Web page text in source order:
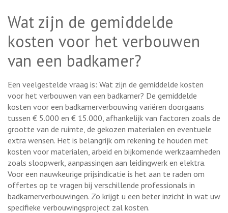
Wat zijn de gemiddelde
kosten voor het verbouwen
van een badkamer?
Een veelgestelde vraag is: Wat zijn de gemiddelde kosten
voor het verbouwen van een badkamer? De gemiddelde
kosten voor een badkamerverbouwing variëren doorgaans
tussen € 5.000 en € 15.000, afhankelijk van factoren zoals de
grootte van de ruimte, de gekozen materialen en eventuele
extra wensen. Het is belangrijk om rekening te houden met
kosten voor materialen, arbeid en bijkomende werkzaamheden
zoals sloopwerk, aanpassingen aan leidingwerk en elektra.
Voor een nauwkeurige prijsindicatie is het aan te raden om
offertes op te vragen bij verschillende professionals in
badkamerverbouwingen. Zo krijgt u een beter inzicht in wat uw
specifieke verbouwingsproject zal kosten.